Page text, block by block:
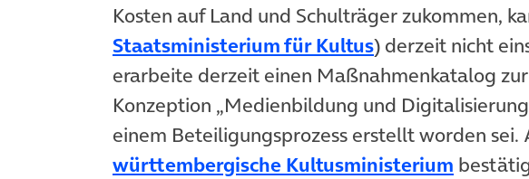
Kosten auf Land und Schulträger zukommen,
Staatsministerium für Kultus(öffnet in neuem
) derzeit nicht
erarbeite derzeit einen Maßnahmenkatalog
Konzeption „Medienbildung und
einem Beteiligungsprozess erstellt worden sei.
württembergische Kultusministerium (öffnet